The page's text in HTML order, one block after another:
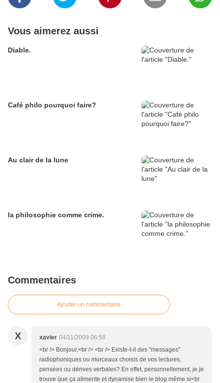
Vous aimerez aussi
Diable.
Café philo pourquoi faire?
Au clair de la lune
la philosophie comme crime.
Commentaires
Ajouter un commentaire
X xavier 04/11/2009 06:58
<br /> Bonjour,<br /> <br /> Existe-t-il des "messages"
radiophoniques ou morceaux choisis de vos lectures,
pensées ou dérives verbales? En effet, personnellement, je je
trouve que ça alimente et dynamise bien le blog même si<br